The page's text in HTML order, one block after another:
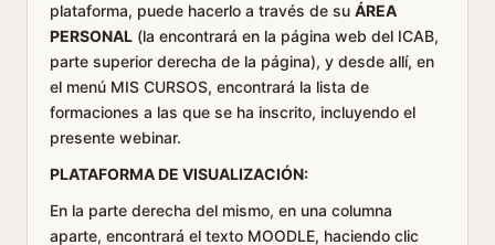
plataforma, puede hacerlo a través de su ÁREA
PERSONAL (la encontrará en la página web del ICAB,
parte superior derecha de la página), y desde allí, en
el menú MIS CURSOS, encontrará la lista de
formaciones a las que se ha inscrito, incluyendo el
presente webinar.
PLATAFORMA DE VISUALIZACIÓN:
En la parte derecha del mismo, en una columna
aparte, encontrará el texto MOODLE, haciendo clic